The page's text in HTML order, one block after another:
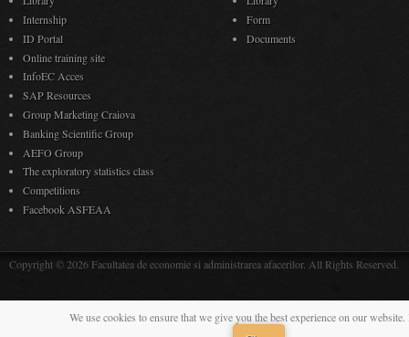
Internship
ID Portal
Online training site
InfoEC Acces
SAP Resources
Group Marketing Craiova
Banking Scientific Group
AEFO Group
The exploratory statistics class
Competitions
Facebook ASFEAA
Form
Documents
Copyright © 2026 Facultatea de economie si administrarea afacerilor. All Rights Reserved.
We use cookies to ensure that we give you the best experience on our